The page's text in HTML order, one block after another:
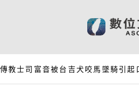
教士司富音被台吉犬咬馬墜騎引